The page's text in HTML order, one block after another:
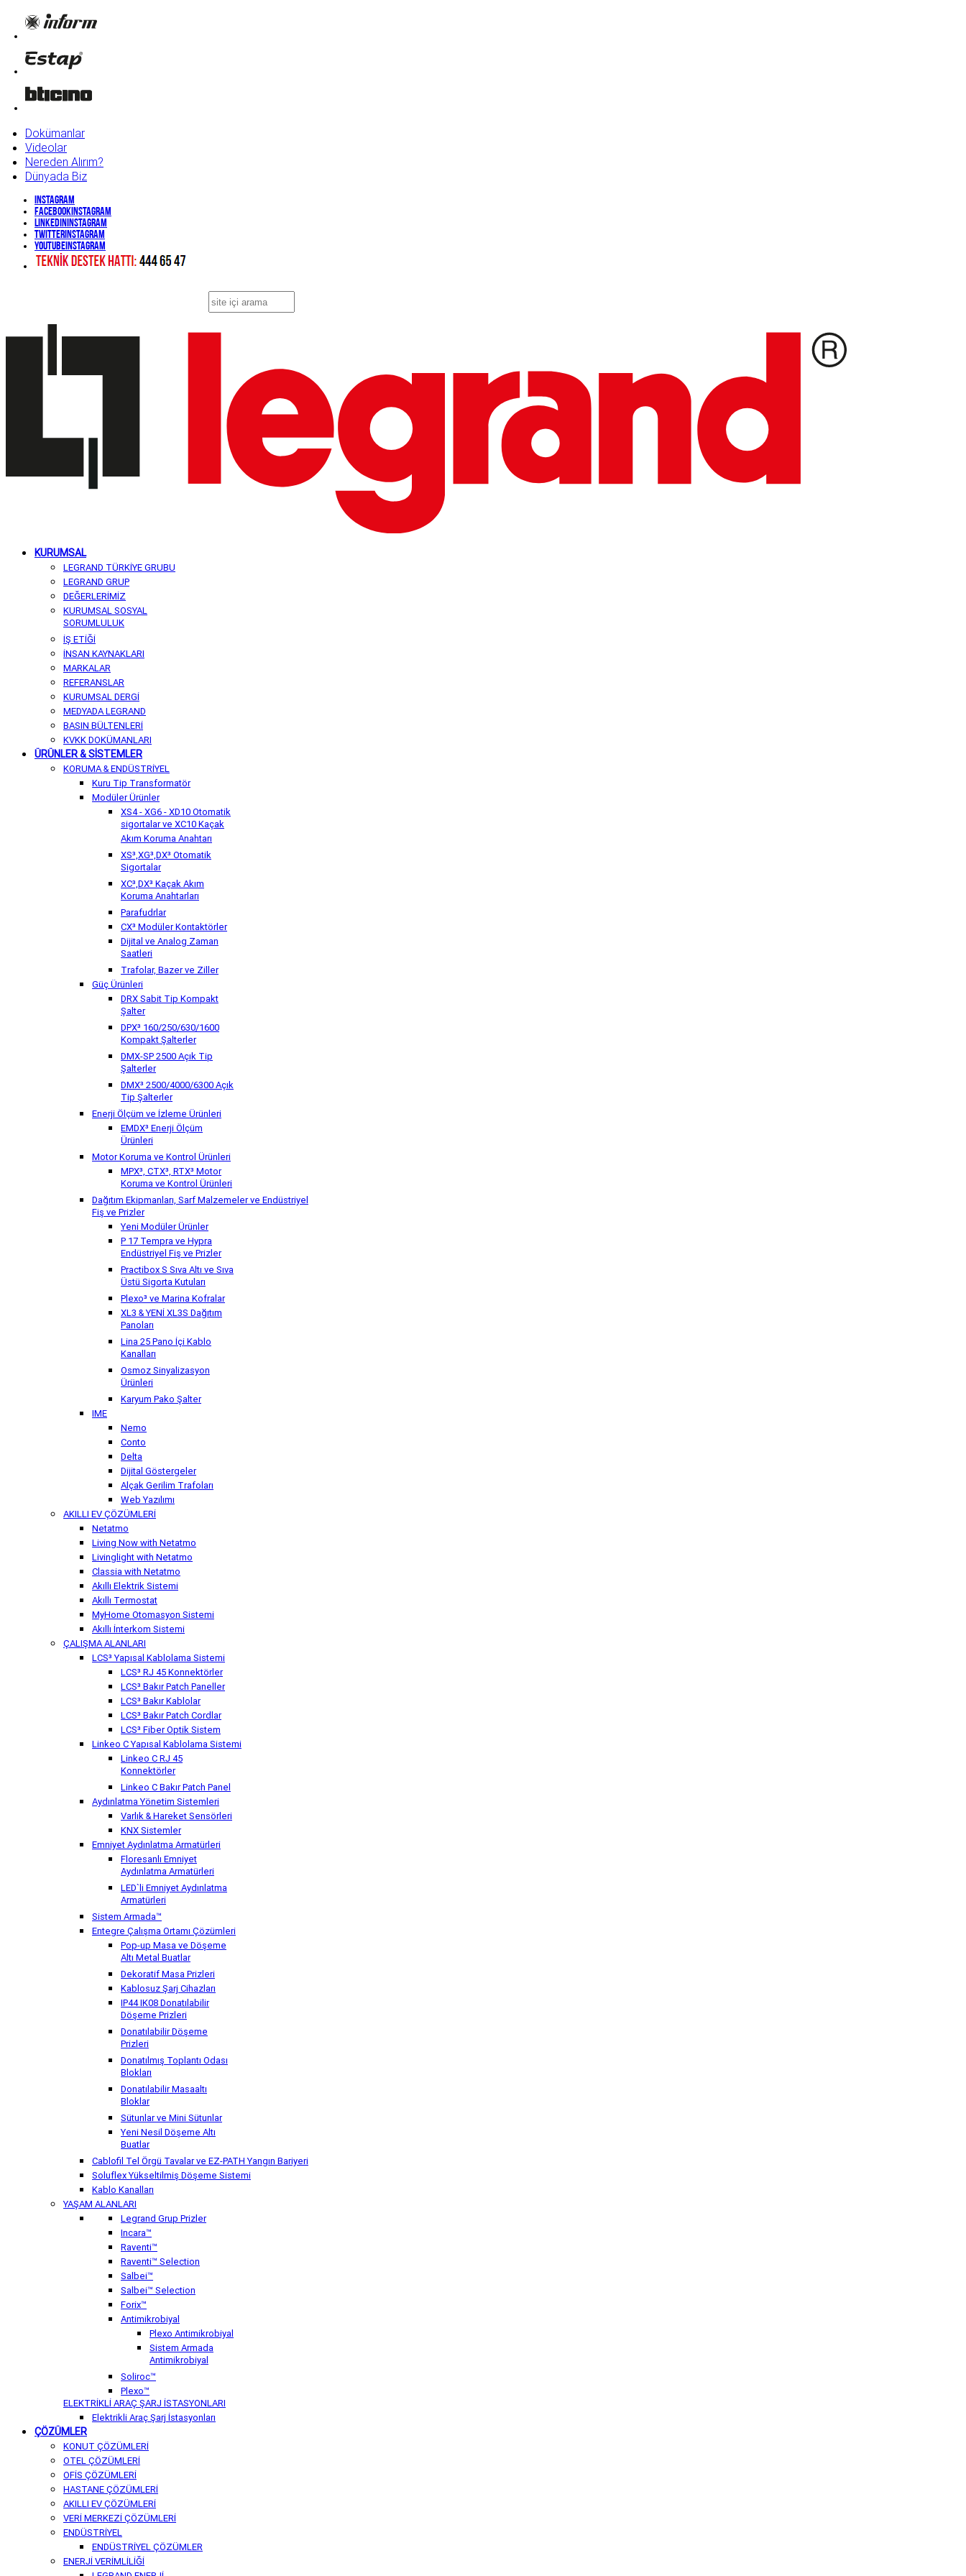
Dokümanlar
Videolar
Nereden Alırım?
Dünyada Biz
Instagram
Facebook Instagram
Linkedin Instagram
Twitter Instagram
YouTube Instagram
KURUMSAL
LEGRAND TÜRKİYE GRUBU
LEGRAND GRUP
DEĞERLERİMİZ
KURUMSAL SOSYAL
SORUMLULUK
İŞ ETİĞİ
İNSAN KAYNAKLARI
MARKALAR
REFERANSLAR
KURUMSAL DERGİ
MEDYADA LEGRAND
BASIN BÜLTENLERİ
KVKK DOKÜMANLARI
ÜRÜNLER & SİSTEMLER
KORUMA & ENDÜSTRİYEL
Kuru Tip Transformatör
Modüler Ürünler
XS4 - XG6 - XD10 Otomatik
sigortalar ve XC10 Kaçak
Akım Koruma Anahtarı
XS³,XG³,DX³ Otomatik
Sigortalar
XC³,DX³ Kaçak Akım
Koruma Anahtarları
Parafudrlar
CX³ Modüler Kontaktörler
Dijital ve Analog Zaman
Saatleri
Trafolar, Bazer ve Ziller
Güç Ürünleri
DRX Sabit Tip Kompakt
Şalter
DPX³ 160/250/630/1600
Kompakt Şalterler
DMX-SP 2500 Açık Tip
Şalterler
DMX³ 2500/4000/6300 Açık
Tip Şalterler
Enerji Ölçüm ve İzleme Ürünleri
EMDX³ Enerji Ölçüm
Ürünleri
Motor Koruma ve Kontrol Ürünleri
MPX³, CTX³, RTX³ Motor
Koruma ve Kontrol Ürünleri
Dağıtım Ekipmanları, Sarf Malzemeler ve Endüstriyel
Fiş ve Prizler
Yeni Modüler Ürünler
P 17 Tempra ve Hypra
Endüstriyel Fiş ve Prizler
Practibox S Sıva Altı ve Sıva
Üstü Sigorta Kutuları
Plexo³ ve Marina Kofralar
XL3 & YENİ XL3S Dağıtım
Panoları
Lina 25 Pano İçi Kablo
Kanalları
Osmoz Sinyalizasyon
Ürünleri
Karyum Pako Şalter
IME
Nemo
Conto
Delta
Dijital Göstergeler
Alçak Gerilim Trafoları
Web Yazılımı
AKILLI EV ÇÖZÜMLERİ
Netatmo
Living Now with Netatmo
Livinglight with Netatmo
Classia with Netatmo
Akıllı Elektrik Sistemi
Akıllı Termostat
MyHome Otomasyon Sistemi
Akıllı İnterkom Sistemi
ÇALIŞMA ALANLARI
LCS³ Yapısal Kablolama Sistemi
LCS³ RJ 45 Konnektörler
LCS³ Bakır Patch Paneller
LCS³ Bakır Kablolar
LCS³ Bakır Patch Cordlar
LCS³ Fiber Optik Sistem
Linkeo C Yapısal Kablolama Sistemi
Linkeo C RJ 45
Konnektörler
Linkeo C Bakır Patch Panel
Aydınlatma Yönetim Sistemleri
Varlık & Hareket Sensörleri
KNX Sistemler
Emniyet Aydınlatma Armatürleri
Floresanlı Emniyet
Aydınlatma Armatürleri
LED`li Emniyet Aydınlatma
Armatürleri
Sistem Armada™
Entegre Çalışma Ortamı Çözümleri
Pop-up Masa ve Döşeme
Altı Metal Buatlar
Dekoratif Masa Prizleri
Kablosuz Şarj Cihazları
IP44 IK08 Donatılabilir
Döşeme Prizleri
Donatılabilir Döşeme
Prizleri
Donatılmış Toplantı Odası
Blokları
Donatılabilir Masaaltı
Bloklar
Sütunlar ve Mini Sütunlar
Yeni Nesil Döşeme Altı
Buatlar
Cablofil Tel Örgü Tavalar ve EZ-PATH Yangın Bariyeri
Soluflex Yükseltilmiş Döşeme Sistemi
Kablo Kanalları
YAŞAM ALANLARI
Legrand Grup Prizler
Incara™
Raventi™
Raventi™ Selection
Salbei™
Salbei™ Selection
Forix™
Antimikrobiyal
Plexo Antimikrobiyal
Sistem Armada
Antimikrobiyal
Soliroc™
Plexo™
ELEKTRİKLİ ARAÇ ŞARJ İSTASYONLARI
Elektrikli Araç Şarj İstasyonları
ÇÖZÜMLER
KONUT ÇÖZÜMLERİ
OTEL ÇÖZÜMLERİ
OFİS ÇÖZÜMLERİ
HASTANE ÇÖZÜMLERİ
AKILLI EV ÇÖZÜMLERİ
VERİ MERKEZİ ÇÖZÜMLERİ
ENDÜSTRİYEL
ENDÜSTRİYEL ÇÖZÜMLER
ENERJİ VERİMLİLİĞİ